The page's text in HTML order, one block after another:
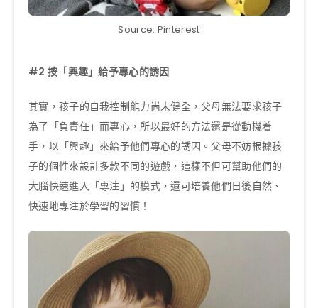
Source: Pinterest
#2 按「興趣」給予專心的誘因
其實，孩子的自我控制能力尚未健全，父母無法要求孩子
為了「負責任」而專心，所以最好的方法還是從動機着
手，以「興趣」來給予他們專心的誘因。父母不妨根據孩
子的個性來設計多款不同的遊戲，這樣不但可幫助他們的
大腦快速進入「專注」的模式，還可培養他們日後自然、
快速地專注於學習的習慣！